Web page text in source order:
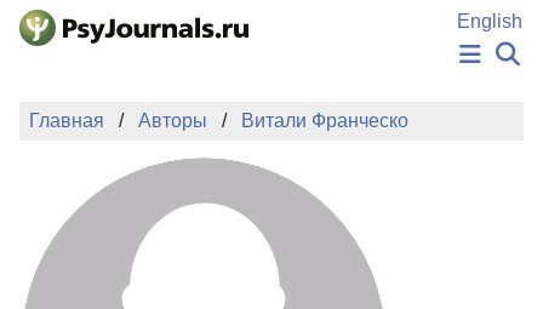
Перейти к основному содержанию
English
НОВОСТИ
АВТОРЫ
ПОДАТЬ РУКОПИСЬ
БАЗА ЗНАНИЙ
КЛЮЧЕВЫЕ СЛОВА
Регистрация
Главная Авторы Витали Франческо